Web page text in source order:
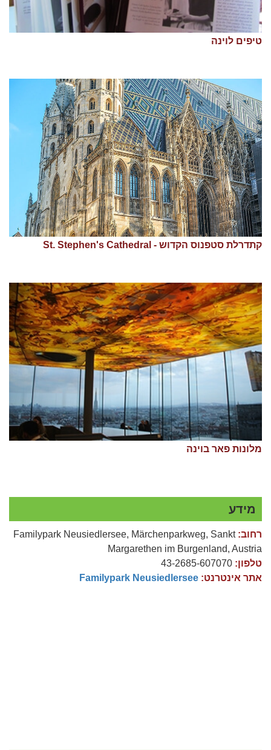
טיפים לוינה
קתדרלת סטפנוס הקדוש - St. Stephen's Cathedral
מלונות פאר בוינה
מידע
רחוב: Familypark Neusiedlersee, Märchenparkweg, Sankt
Margarethen im Burgenland, Austria
טלפון:
אתר אינטרנט: Familypark Neusiedlersee